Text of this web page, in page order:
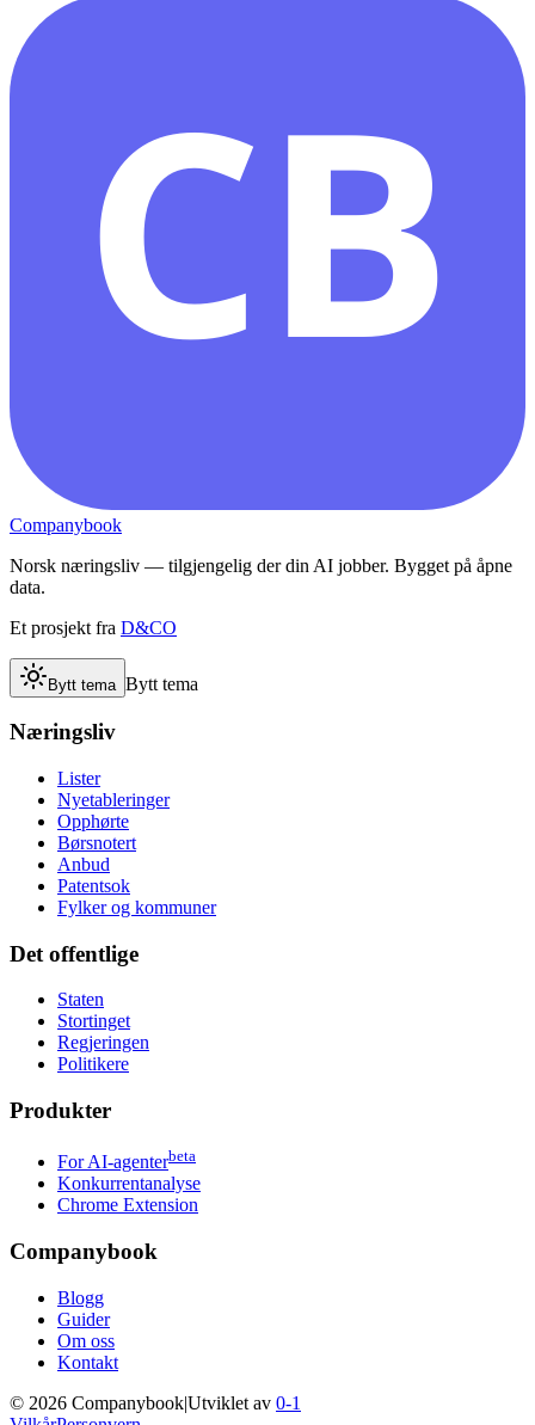
CB
Companybook
Norsk næringsliv — tilgjengelig der din AI jobber. Bygget på åpne
data.
Et prosjekt fra D&CO
Bytt tema Bytt tema
Næringsliv
Lister
Nyetableringer
Opphørte
Børsnotert
Anbud
Patentsok
Fylker og kommuner
Det offentlige
Staten
Stortinget
Regjeringen
Politikere
Produkter
For AI-agenterbeta
Konkurrentanalyse
Chrome Extension
Companybook
Blogg
Guider
Om oss
Kontakt
© 2026 Companybook|Utviklet av 0-1